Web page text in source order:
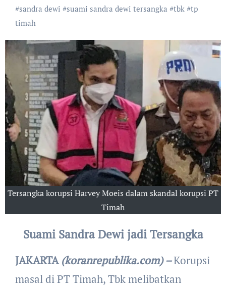
#sandra dewi #suami sandra dewi tersangka #tbk#tp
timah
Tersangka korupsi Harvey Moeis dalam skandal korupsi PT
Timah
Suami Sandra Dewi jadi Tersangka
JAKARTA(koranrepublika.com) –Korupsi
masal di PT Timah, Tbk melibatkan